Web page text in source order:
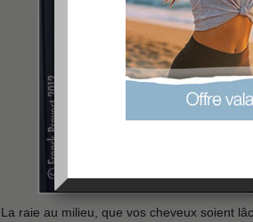
La raie au milieu, que vos cheveux soient